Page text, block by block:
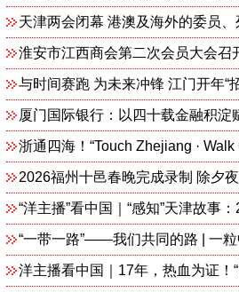
淮安市江西商会第二次会员大会召
与时间赛跑 为未来冲锋 江门开年“
“洋主播”看中国｜“感知”天津故事
“一带一路”——我们共同的路 | 一
洋主播看中国｜17年，热血为证！“